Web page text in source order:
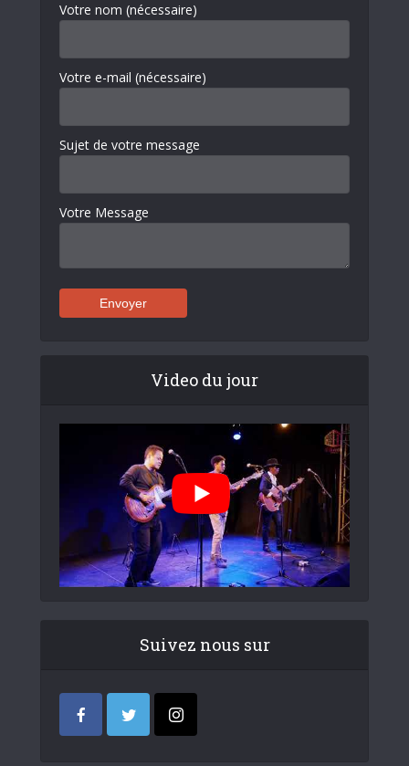
Votre nom (nécessaire)
Votre e-mail (nécessaire)
Sujet de votre message
Votre Message
Video du jour
Suivez nous sur